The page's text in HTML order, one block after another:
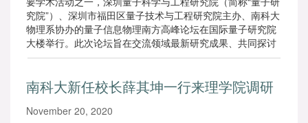
究院”）、深圳市福田区量子技术与工程研究院主办、南科大
物理系协办的量子信息物理南方高峰论坛在国际量子研究院
大楼举行。此次论坛旨在交流领域最新研究成果、共同探讨
如何进一步推动我国量子信息物理研究。陈仙辉、段文晖、
南科大校长、中科院院士薛其坤，理学院院长、中科院院士
杨学明等300多名来自全国各高校、研究机构以及量子研究
院的专家学者们等出席会议，进行深入研讨。
南科大新任校长薛其坤一行来理学院调研
November 20, 2020